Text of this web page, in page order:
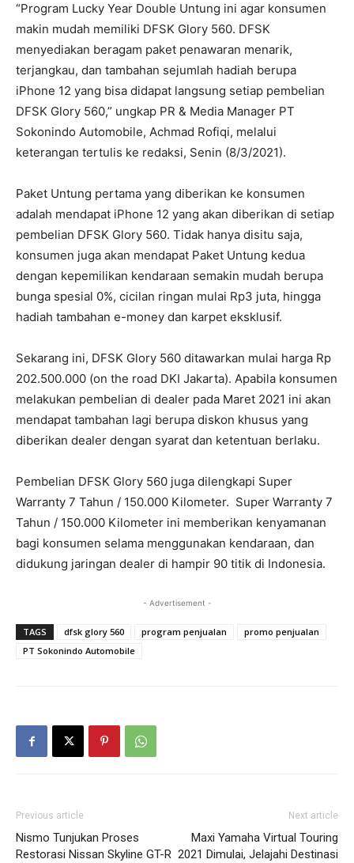
“Program Lucky Year Double Untung ini agar konsumen
makin mudah memiliki DFSK Glory 560. DFSK
menyediakan beragam paket penawaran menarik,
terjangkau, dan tambahan sejumlah hadiah berupa
iPhone 12 yang bisa didapat langsung setiap pembelian
DFSK Glory 560,” ungkap PR & Media Manager PT
Sokonindo Automobile, Achmad Rofiqi, melalui
keterangan tertulis ke redaksi, Senin (8/3/2021).
Paket Untung pertama yang diberikan ke konsumen
adalah mendapat iPhone 12 yang akan diberikan di setiap
pembelian DFSK Glory 560. Tidak hanya disitu saja,
konsumen juga akan mendapat Paket Untung kedua
dengan kepemilikan kendaraan semakin mudah berupa
bunga spesial 0%, cicilan ringan mulai Rp3 juta, hingga
hadiah tambahan e-money dan karpet eksklusif.
Sekarang ini, DFSK Glory 560 ditawarkan mulai harga Rp
202.500.000 (on the road DKI Jakarta). Apabila konsumen
melakukan pembelian di dealer pada Maret 2021 ini akan
mendapat tambahan lagi berupa diskon khusus yang
diberikan dealer dengan syarat dan ketentuan berlaku.
Pembelian DFSK Glory 560 juga dilengkapi Super
Warranty 7 Tahun / 150.000 Kilometer. Super Warranty 7
Tahun / 150.000 Kilometer ini memberikan kenyamanan
bagi konsumen selama menggunakan kendaraan, dan
didukung jaringan dealer di hampir 90 titik di Indonesia.
- Advertisement -
TAGS dfsk glory 560 program penjualan
promo penjualan
PT Sokonindo Automobile
Previous article
Nismo Tunjukan Proses
Restorasi Nissan Skyline GT-R
Next article
Maxi Yamaha Virtual Touring
2021 Dimulai, Jelajahi Destinasi